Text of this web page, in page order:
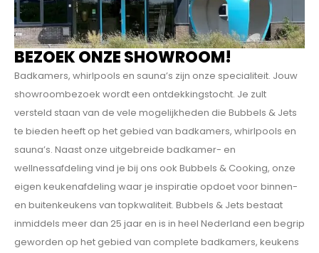
BEZOEK ONZE SHOWROOM!
Badkamers, whirlpools en sauna’s zijn onze specialiteit. Jouw
showroombezoek wordt een ontdekkings­tocht. Je zult
versteld staan van de vele mogelijkheden die Bubbels & Jets
te bieden heeft op het gebied van badkamers, whirlpools en
sauna’s. Naast onze uitgebreide badkamer- en
wellnessafdeling vind je bij ons ook Bubbels & Cooking, onze
eigen keukenafdeling waar je inspiratie opdoet voor binnen-
en buitenkeukens van topkwaliteit. Bubbels & Jets bestaat
inmiddels meer dan 25 jaar en is in heel Nederland een begrip
geworden op het gebied van complete badkamers, keukens